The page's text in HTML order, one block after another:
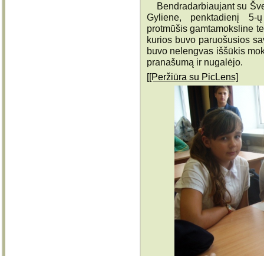
Bendradarbiaujant su
Gyliene, penktadienį 5-
protmūšis gamtamoksline
kurios buvo paruošusios
buvo nelengvas iššūkis
pranašumą ir nugalėjo.
[[Peržiūra su PicLens]